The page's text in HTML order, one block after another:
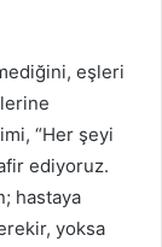
eşleri
“Her şeyi
ediyoruz.
hastaya
yoksa